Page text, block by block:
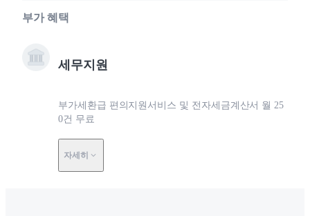
부가 혜택
세무지원
부가세환급 편의지원서비스 및 전자세금계산서 월 25
0건 무료
자세히